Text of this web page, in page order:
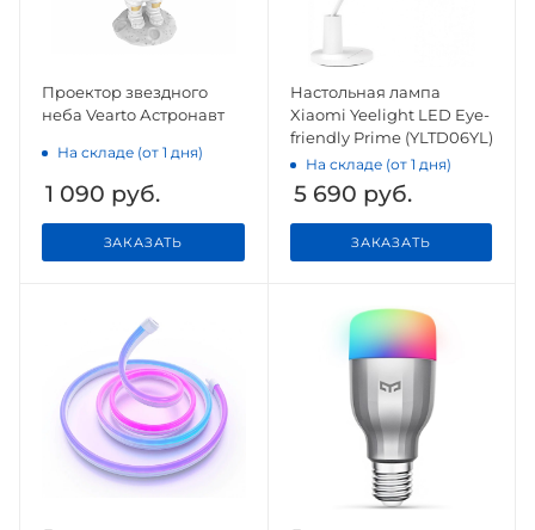
Проектор звездного
неба Vearto Астронавт
На складе (от 1 дня)
1 090 руб.
ЗАКАЗАТЬ
Настольная лампа
Xiaomi Yeelight LED Eye-
friendly Prime (YLTD06YL)
На складе (от 1 дня)
5 690 руб.
ЗАКАЗАТЬ